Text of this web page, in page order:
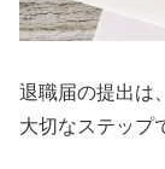
退職届の提出は
大切なステップ